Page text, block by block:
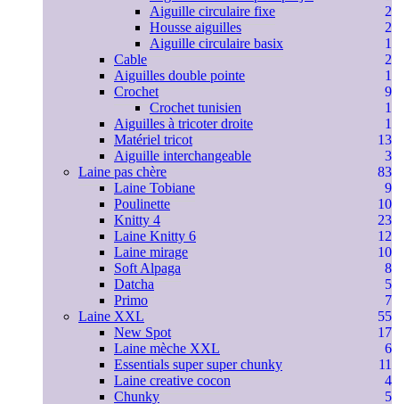
Aiguille circulaire fixe
2
Housse aiguilles
2
Aiguille circulaire basix
1
Cable
2
Aiguilles double pointe
1
Crochet
9
Crochet tunisien
1
Aiguilles à tricoter droite
1
Matériel tricot
13
Aiguille interchangeable
3
Laine pas chère
83
Laine Tobiane
9
Poulinette
10
Knitty 4
23
Laine Knitty 6
12
Laine mirage
10
Soft Alpaga
8
Datcha
5
Primo
7
Laine XXL
55
New Spot
17
Laine mèche XXL
6
Essentials super super chunky
11
Laine creative cocon
4
Chunky
5